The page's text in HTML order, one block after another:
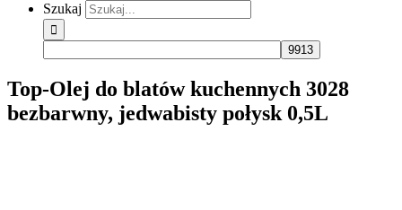
Szukaj
Top-Olej do blatów kuchennych 3028
bezbarwny, jedwabisty połysk 0,5L